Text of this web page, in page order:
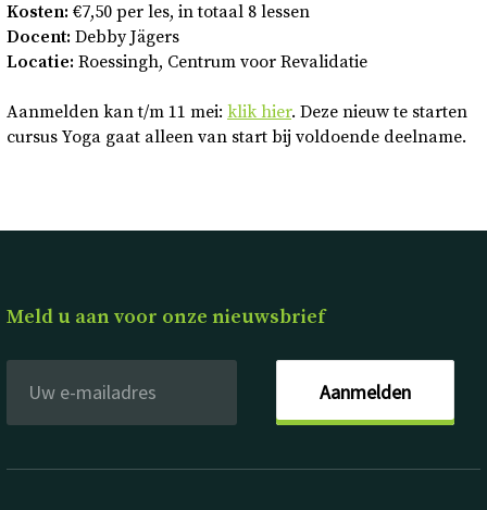
Kosten: €7,50 per les, in totaal 8 lessen
Docent: Debby Jägers
Locatie: Roessingh, Centrum voor Revalidatie
Aanmelden kan t/m 11 mei: klik hier. Deze nieuw te starten
cursus Yoga gaat alleen van start bij voldoende deelname.
Meld u aan voor onze nieuwsbrief
Aanmelden